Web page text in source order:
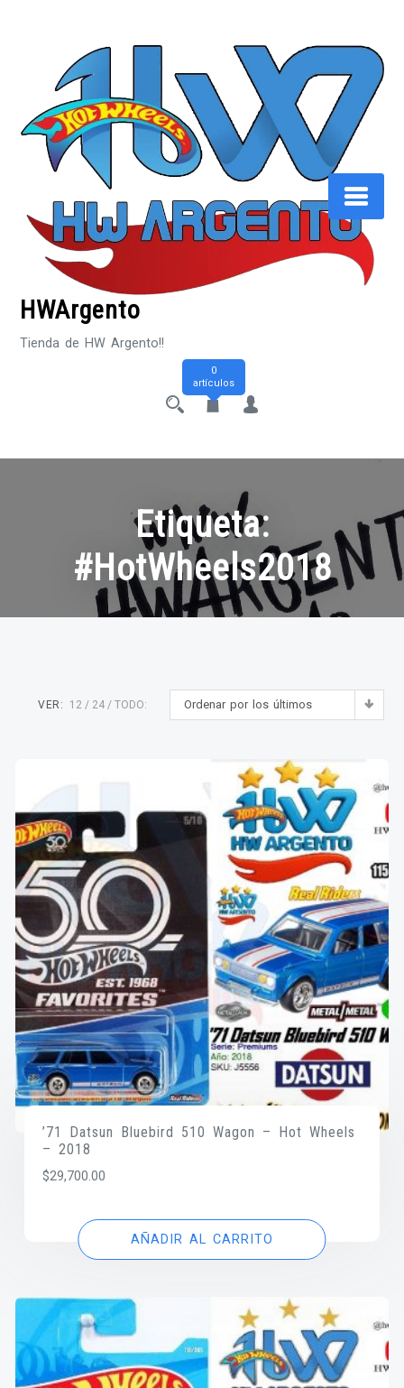
HWArgento
Tienda de HW Argento!!
0
artículos
Etiqueta:
#HotWheels2018
Ordenar por los últimos
VER: 12 24 TODO:
’71 Datsun Bluebird 510 Wagon – Hot Wheels
– 2018
$29,700.00
AÑADIR AL CARRITO